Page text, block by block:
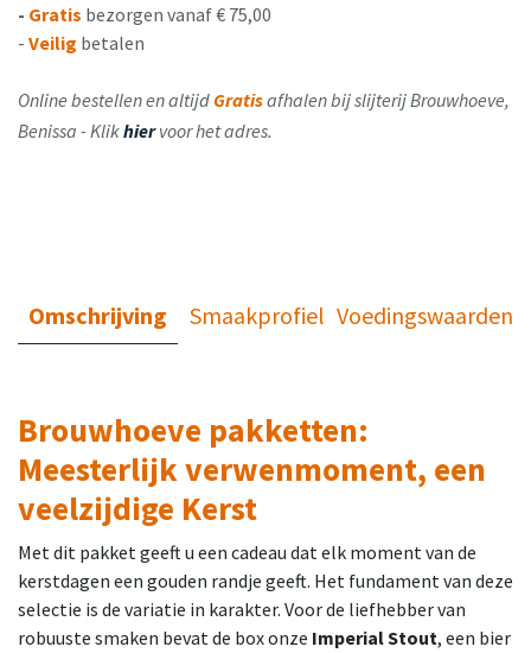
- Gratis bezorgen vanaf € 75,00
- Veilig betalen
Online bestellen en altijd Gratisafhalen bij slijterij Brouwhoeve,
Benissa - Klikhiervoor het adres.
Omschrijving Smaakprofiel Voedingswaarden
Brouwhoeve pakketten:
Meesterlijk verwenmoment, een
veelzijdige Kerst
Met dit pakket geeft u een cadeau dat elk moment van de
kerstdagen een gouden randje geeft. Het fundament van deze
selectie is de variatie in karakter. Voor de liefhebber van
robuuste smaken bevat de box onze Imperial Stout, een bier